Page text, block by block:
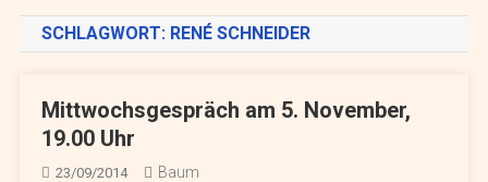
SCHLAGWORT: RENÉ SCHNEIDER
Mittwochsgespräch am 5. November,
19.00 Uhr
23/09/2014 Baum